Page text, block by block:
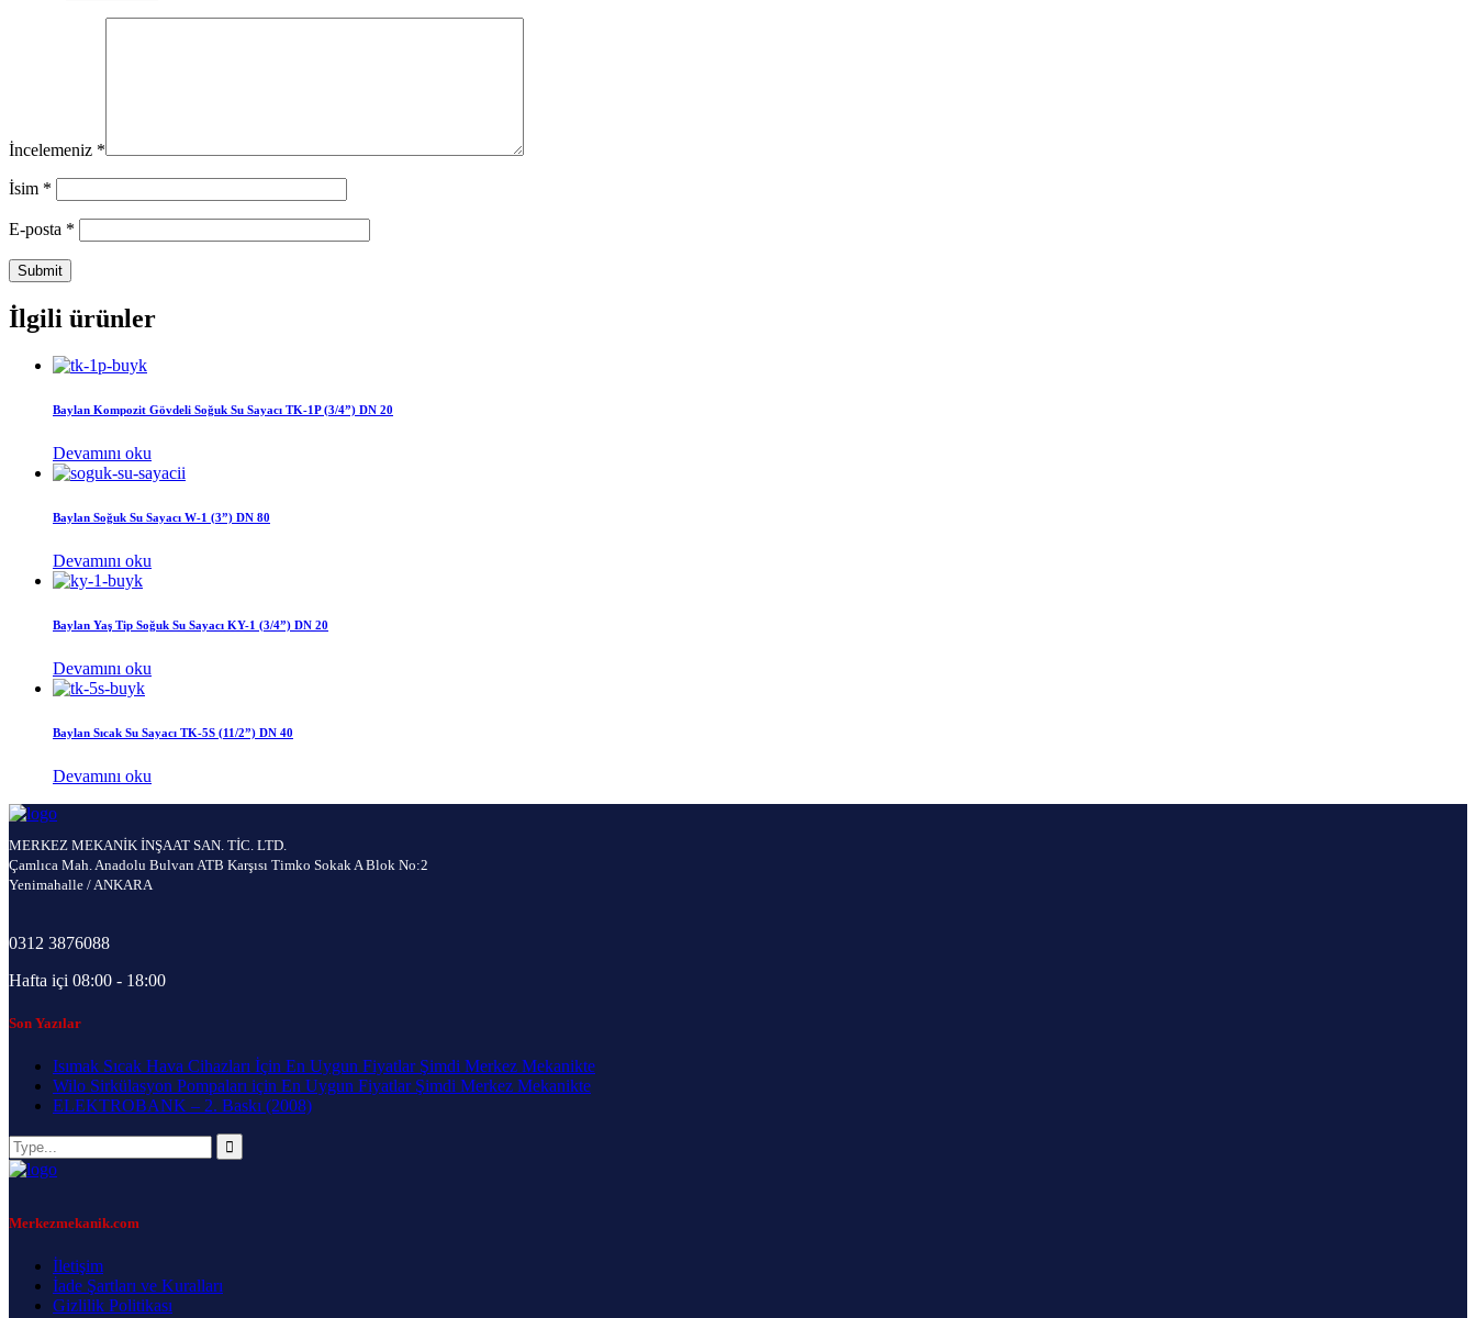
İncelemeniz *
İsim *
E-posta *
İlgili ürünler
Baylan Kompozit Gövdeli Soğuk Su Sayacı TK-1P (3/4”) DN 20
Devamını oku
Baylan Soğuk Su Sayacı W-1 (3”) DN 80
Devamını oku
Baylan Yaş Tip Soğuk Su Sayacı KY-1 (3/4”) DN 20
Devamını oku
Baylan Sıcak Su Sayacı TK-5S (11/2”) DN 40
Devamını oku
MERKEZ MEKANİK İNŞAAT SAN. TİC. LTD.
Çamlıca Mah. Anadolu Bulvarı ATB Karşısı Timko Sokak A Blok No:2
Yenimahalle / ANKARA
0312 3876088
Hafta içi 08:00 - 18:00
Son Yazılar
Isımak Sıcak Hava Cihazları İçin En Uygun Fiyatlar Şimdi Merkez Mekanikte
Wilo Sirkülasyon Pompaları için En Uygun Fiyatlar Şimdi Merkez Mekanikte
ELEKTROBANK – 2. Baskı (2008)
Merkezmekanik.com
İletişim
İade Şartları ve Kuralları
Gizlilik Politikası